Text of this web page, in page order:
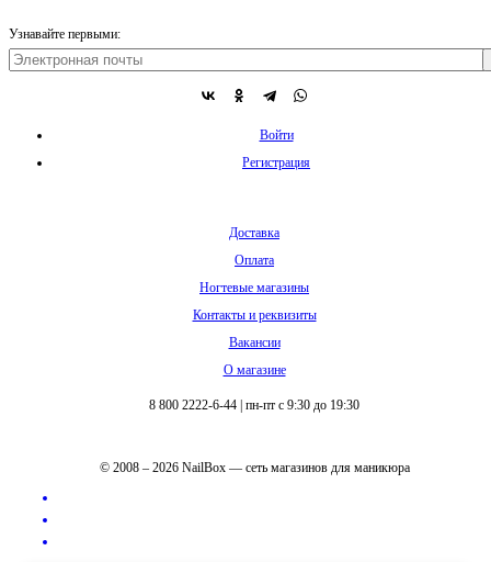
Узнавайте первыми:
Войти
Регистрация
Доставка
Оплата
Ногтевые магазины
Контакты и реквизиты
Вакансии
О магазине
8 800 2222-6-44 пн-пт с 9:30 до 19:30
© 2008 – 2026 NailBox — сеть магазинов для маникюра